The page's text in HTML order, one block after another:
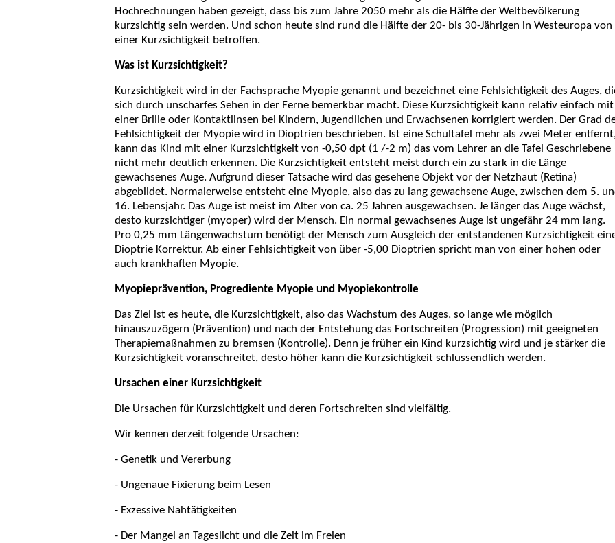
Hochrechnungen haben gezeigt, dass bis zum Jahre 2050 mehr als die Hälfte der Weltbevölkerung
kurzsichtig sein werden. Und schon heute sind rund die Hälfte der 20- bis 30-Jährigen in Westeuropa von
einer Kurzsichtigkeit betroffen.
Was ist Kurzsichtigkeit?
Kurzsichtigkeit wird in der Fachsprache Myopie genannt und bezeichnet eine Fehlsichtigkeit des Auges,
sich durch unscharfes Sehen in der Ferne bemerkbar macht. Diese Kurzsichtigkeit kann relativ einfach mit
einer Brille oder Kontaktlinsen bei Kindern, Jugendlichen und Erwachsenen korrigiert werden. Der Grad
Fehlsichtigkeit der Myopie wird in Dioptrien beschrieben. Ist eine Schultafel mehr als zwei Meter
kann das Kind mit einer Kurzsichtigkeit von -0,50 dpt (1 /-2 m) das vom Lehrer an die Tafel Geschriebene
nicht mehr deutlich erkennen. Die Kurzsichtigkeit entsteht meist durch ein zu stark in die Länge
gewachsenes Auge. Aufgrund dieser Tatsache wird das gesehene Objekt vor der Netzhaut (Retina)
abgebildet. Normalerweise entsteht eine Myopie, also das zu lang gewachsene Auge, zwischen dem 5.
16. Lebensjahr. Das Auge ist meist im Alter von ca. 25 Jahren ausgewachsen. Je länger das Auge wächst,
desto kurzsichtiger (myoper) wird der Mensch. Ein normal gewachsenes Auge ist ungefähr 24 mm lang.
Pro 0,25 mm Längenwachstum benötigt der Mensch zum Ausgleich der entstandenen Kurzsichtigkeit
Dioptrie Korrektur. Ab einer Fehlsichtigkeit von über -5,00 Dioptrien spricht man von einer hohen oder
auch krankhaften Myopie.
Myopieprävention, Progrediente Myopie und Myopiekontrolle
Das Ziel ist es heute, die Kurzsichtigkeit, also das Wachstum des Auges, so lange wie möglich
hinauszuzögern (Prävention) und nach der Entstehung das Fortschreiten (Progression) mit geeigneten
Therapiemaßnahmen zu bremsen (Kontrolle). Denn je früher ein Kind kurzsichtig wird und je stärker die
Kurzsichtigkeit voranschreitet, desto höher kann die Kurzsichtigkeit schlussendlich werden.
Ursachen einer Kurzsichtigkeit
Die Ursachen für Kurzsichtigkeit und deren Fortschreiten sind vielfältig.
Wir kennen derzeit folgende Ursachen:
- Genetik und Vererbung
- Ungenaue Fixierung beim Lesen
- Exzessive Nahtätigkeiten
- Der Mangel an Tageslicht und die Zeit im Freien